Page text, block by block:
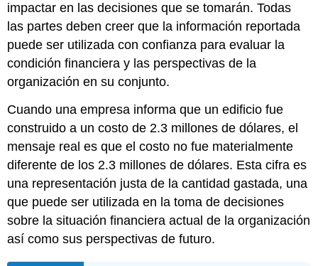
impactar en las decisiones que se tomarán. Todas
las partes deben creer que la información reportada
puede ser utilizada con confianza para evaluar la
condición financiera y las perspectivas de la
organización en su conjunto.
Cuando una empresa informa que un edificio fue
construido a un costo de 2.3 millones de dólares, el
mensaje real es que el costo no fue materialmente
diferente de los 2.3 millones de dólares. Esta cifra es
una representación justa de la cantidad gastada, una
que puede ser utilizada en la toma de decisiones
sobre la situación financiera actual de la organización
así como sus perspectivas de futuro.